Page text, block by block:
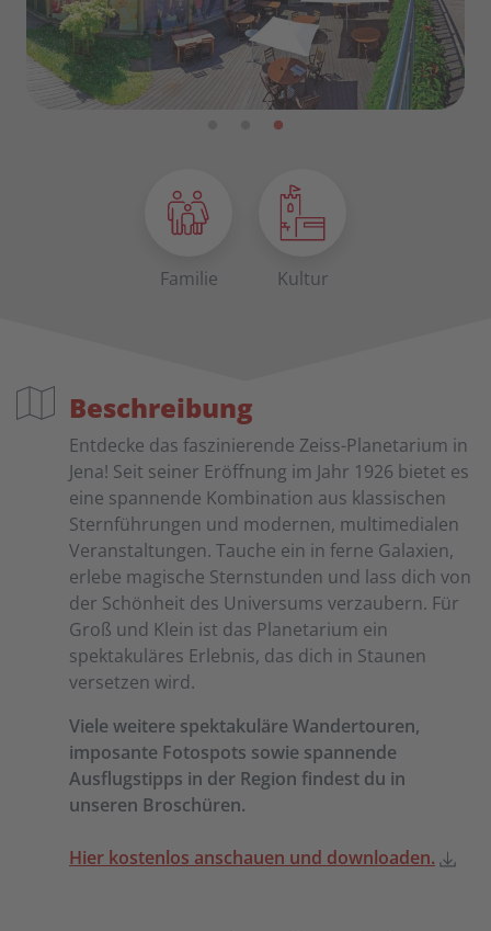
Familie Kultur
Beschreibung
Entdecke das faszinierende Zeiss-Planetarium in
Jena! Seit seiner Eröffnung im Jahr 1926 bietet es
eine spannende Kombination aus klassischen
Sternführungen und modernen, multimedialen
Veranstaltungen. Tauche ein in ferne Galaxien,
erlebe magische Sternstunden und lass dich von
der Schönheit des Universums verzaubern. Für
Groß und Klein ist das Planetarium ein
spektakuläres Erlebnis, das dich in Staunen
versetzen wird.
Viele weitere spektakuläre Wandertouren,
imposante Fotospots sowie spannende
Ausflugstipps in der Region findest du in
unseren Broschüren.
Hier kostenlos anschauen und downloaden.